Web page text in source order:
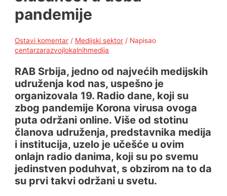
pandemije
Ostavi komentar / Medijski sektor / Napisao
centarzarazvojlokalnihmedija
RAB Srbija, jedno od najvećih medijskih
udruženja kod nas, uspešno je
organizovala 19. Radio dane, koji su
zbog pandemije Korona virusa ovoga
puta održani online. Više od stotinu
članova udruženja, predstavnika medija
i institucija, uzelo je učešće u ovim
onlajn radio danima, koji su po svemu
jedinstven poduhvat, s obzirom na to da
su prvi takvi održani u svetu.